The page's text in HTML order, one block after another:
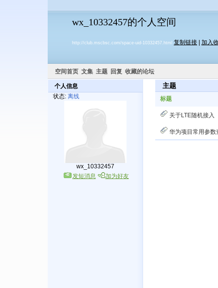
wx_10332457的个人空间
http://club.mscbsc.com/space-uid-10332457.html 复制链接 加入
空间首页 文集 主题 回复 收藏的论坛
个人信息
状态: 离线
wx_10332457
发短消息
加为好友
主题
标题
关于LTE随机接入
华为项目常用参数